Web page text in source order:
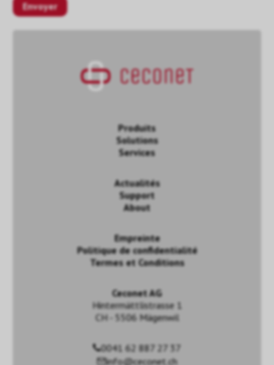
Produits
Solutions
Services
Actualités
Support
About
Empreinte
Politique de confidentialité
Termes et Conditions
Ceconet AG
Hintermättlistrasse 1
CH - 5506 Mägenwil
0041 62 887 27 37
info@ceconet.ch